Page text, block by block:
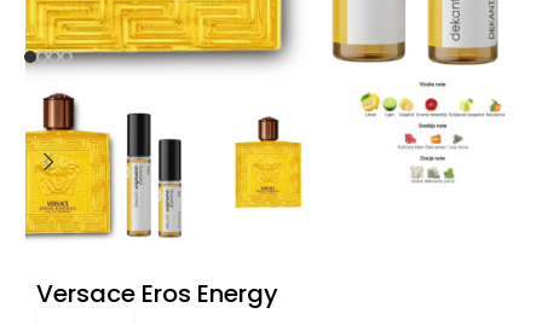
Versace Eros Energy